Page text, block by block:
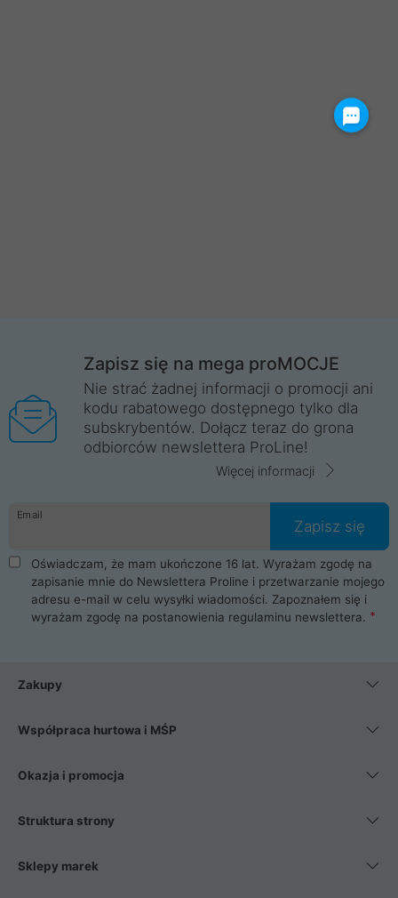
Zapisz się na mega proMOCJE
Nie strać żadnej informacji o promocji ani
kodu rabatowego dostępnego tylko dla
subskrybentów. Dołącz teraz do grona
odbiorców newslettera ProLine!
Więcej informacji
Email
Zapisz się
Oświadczam, że mam ukończone 16 lat. Wyrażam zgodę na
zapisanie mnie do Newslettera Proline i przetwarzanie mojego
adresu e-mail w celu wysyłki wiadomości. Zapoznałem się i
wyrażam zgodę na postanowienia regulaminu newslettera.
Zakupy
Współpraca hurtowa i MŚP
Okazja i promocja
Struktura strony
Sklepy marek